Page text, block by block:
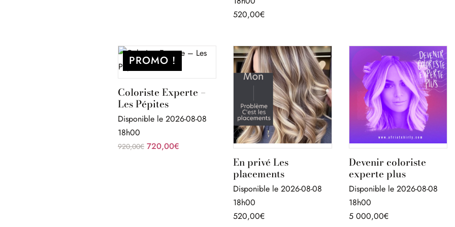
520,00€
PROMO !
Coloriste Experte –
Les Pépites
Disponible le 2026-08-08
18h00
920,00€ Le
720,00€
En privé Les
placements
Disponible le 2026-08-08
18h00
520,00€
Devenir coloriste
experte plus
Disponible le 2026-08-08
18h00
5 000,00€